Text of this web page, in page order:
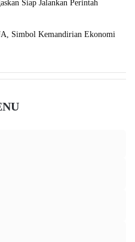
Siap Jalankan Perintah
Simbol Kemandirian Ekonomi